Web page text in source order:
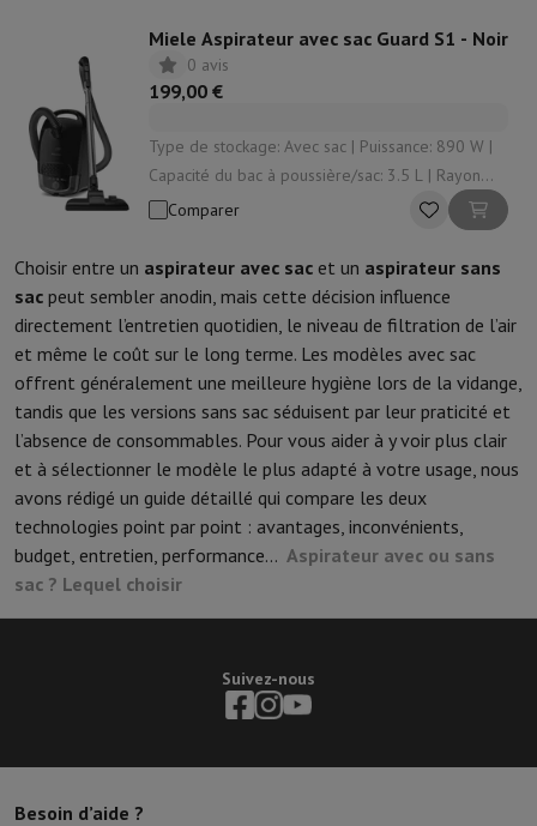
Miele Aspirateur avec sac Guard S1 - Noir
0 avis
199,00 €
Type de stockage: Avec sac | Puissance: 890 W |
Capacité du bac à poussière/sac: 3.5 L | Rayon
d'action: 10 m | Enrouleur de cordon: Oui
Comparer
Choisir entre un aspirateur avec sac et un aspirateur sans
sac peut sembler anodin, mais cette décision influence
directement l’entretien quotidien, le niveau de filtration de l’air
et même le coût sur le long terme. Les modèles avec sac
offrent généralement une meilleure hygiène lors de la vidange,
tandis que les versions sans sac séduisent par leur praticité et
l’absence de consommables. Pour vous aider à y voir plus clair
et à sélectionner le modèle le plus adapté à votre usage, nous
avons rédigé un guide détaillé qui compare les deux
technologies point par point : avantages, inconvénients,
budget, entretien, performance… Aspirateur avec ou sans
sac ? Lequel choisir
Suivez-nous
Besoin d’aide ?